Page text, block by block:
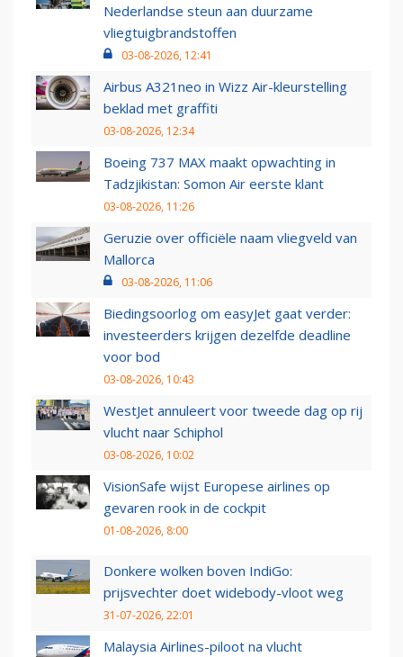
Nederlandse steun aan duurzame
vliegtuigbrandstoffen
03-08-2026, 12:41
Airbus A321neo in Wizz Air-kleurstelling
beklad met graffiti
03-08-2026, 12:34
Boeing 737 MAX maakt opwachting in
Tadzjikistan: Somon Air eerste klant
03-08-2026, 11:26
Geruzie over officiële naam vliegveld van
Mallorca
03-08-2026, 11:06
Biedingsoorlog om easyJet gaat verder:
investeerders krijgen dezelfde deadline
voor bod
03-08-2026, 10:43
WestJet annuleert voor tweede dag op rij
vlucht naar Schiphol
03-08-2026, 10:02
VisionSafe wijst Europese airlines op
gevaren rook in de cockpit
01-08-2026, 8:00
Donkere wolken boven IndiGo:
prijsvechter doet widebody-vloot weg
31-07-2026, 22:01
Malaysia Airlines-piloot na vlucht